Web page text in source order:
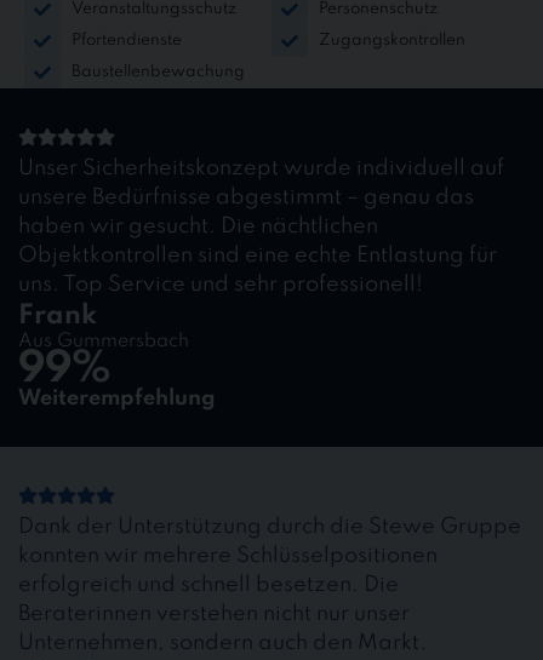
Veranstaltungsschutz
Personenschutz
Pfortendienste
Zugangskontrollen
Baustellenbewachung
Unser Sicherheitskonzept wurde individuell auf
unsere Bedürfnisse abgestimmt – genau das
haben wir gesucht. Die nächtlichen
Objektkontrollen sind eine echte Entlastung für
uns. Top Service und sehr professionell!
Frank
Aus Gummersbach
99%
Weiterempfehlung
Dank der Unterstützung durch die Stewe Gruppe
konnten wir mehrere Schlüsselpositionen
erfolgreich und schnell besetzen. Die
Beraterinnen verstehen nicht nur unser
Unternehmen, sondern auch den Markt.